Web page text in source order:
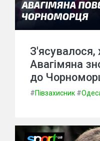
З'ясувалося,
Авагімяна
до
#Півзахисник #